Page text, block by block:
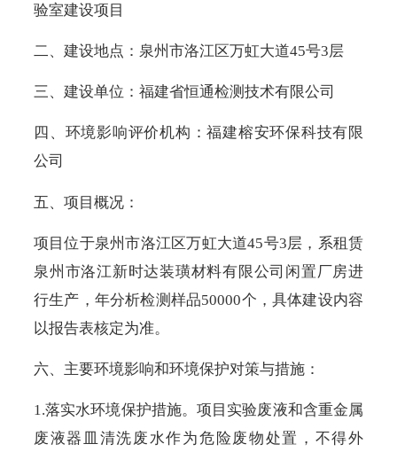
验室建设项目
二、建设地点：泉州市洛江区万虹大道45号3层
三、建设单位：福建省恒通检测技术有限公司
四、环境影响评价机构：福建榕安环保科技有限
公司
五、项目概况：
项目位于泉州市洛江区万虹大道45号3层，系租赁
泉州市洛江新时达装璜材料有限公司闲置厂房进
行生产，年分析检测样品50000个，具体建设内容
以报告表核定为准。
六、主要环境影响和环境保护对策与措施：
1.落实水环境保护措施。项目实验废液和含重金属
废液器皿清洗废水作为危险废物处置，不得外